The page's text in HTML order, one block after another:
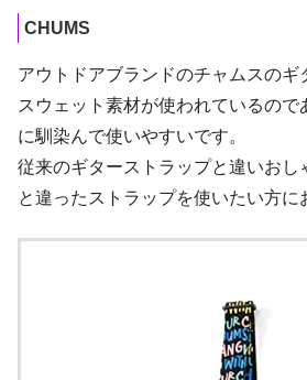
CHUMS
アウトドアブランドのチャムスのギ
スウェット素材が使われているの
に馴染んで使いやすいです。
従来のギターストラップと違いおし
と違ったストラップを使いたい方に